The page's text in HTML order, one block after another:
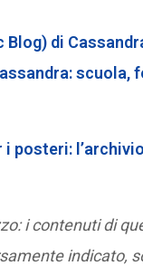
Blog) di
scuola,
i posteri: l’archivio
i contenuti di
indicato,